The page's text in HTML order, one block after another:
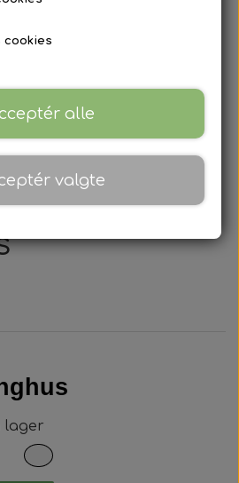
Benz -
lager
cookies
alle
valgte